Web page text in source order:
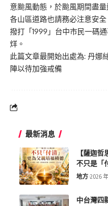
意颱風動態，於颱風期間盡
各山區道路也請務必注意安
撥打「1999」台中市民一碼
烊。
此篇文章最開始出處為: 丹娜
陣以待加強戒備
最新消息
【薩迦
不只是「
地方 2026
中台灣四